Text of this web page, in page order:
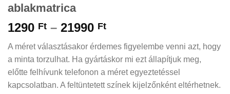
ablakmatrica
1290 Ft – 21990 FtÁrtartomány:
-
21990 Ft
A méret választásakor érdemes figyelembe venni azt, hogy
a minta torzulhat. Ha gyártáskor mi ezt állapítjuk meg,
előtte felhívunk telefonon a méret egyeztetéssel
kapcsolatban. A feltüntetett színek kijelzőnként eltérhetnek.